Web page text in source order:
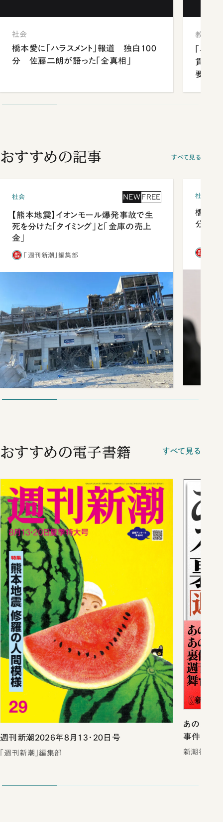
社会
橋本愛に「ハラスメント」報道 独白100
分 佐藤二朗が語った「全真相」
教育
「早
貫校へ
要だっ
おすすめの記事 すべて見る
社会 NEW FREE
【熊本地震】イオンモール爆発事故で生
死を分けた「タイミング」と「金庫の売上
金」
「週刊新潮」編集部
社会
橋本愛
分 佐
おすすめの電子書籍 すべて見る
週刊新潮2026年8月13・20日号
「週刊新潮」編集部
あのスキ
事件戦後
新潮社